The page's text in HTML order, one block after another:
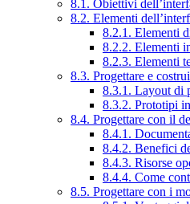
8.1. Obiettivi
8.2. Elementi
8.2.1. Elementi
8.2.2. Elementi
8.2.3. Elementi
8.3. Progettare e
8.3.1. Layout di
8.3.2. Prototipi
8.4. Progettare con il
8.4.1.
8.4.2. Benefici
8.4.3. Risorse
8.4.4. Come
8.5. Progettare con i